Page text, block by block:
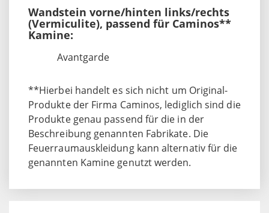
Wandstein vorne/hinten links/rechts
(Vermiculite), passend für Caminos**
Kamine:
Avantgarde
**Hierbei handelt es sich nicht um Original-
Produkte der Firma Caminos, lediglich sind die
Produkte genau passend für die in der
Beschreibung genannten Fabrikate. Die
Feuerraumauskleidung kann alternativ für die
genannten Kamine genutzt werden.